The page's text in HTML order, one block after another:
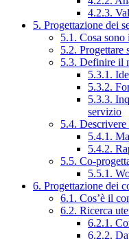
4.2.3.
5. Progettazione dei
5.1. Cosa
5.2.
5.3. Definire il
5.3.1.
5.3.2.
5.3.3.
servizio
5.4.
5.4.1.
5.4.2.
5.5. Co-
5.5.1.
6. Progettazione dei
6.1. Cos’è il
6.2. Ricerca
6.2.1.
6.2.2.